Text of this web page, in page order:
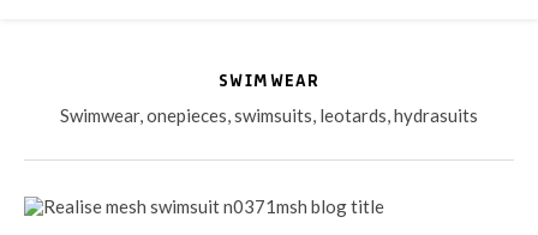
SWIMWEAR
Swimwear, onepieces, swimsuits, leotards, hydrasuits